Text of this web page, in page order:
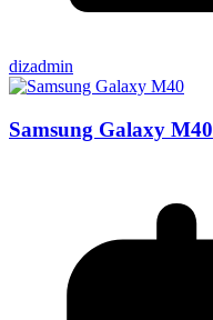
dizadmin
Samsung Galaxy M40